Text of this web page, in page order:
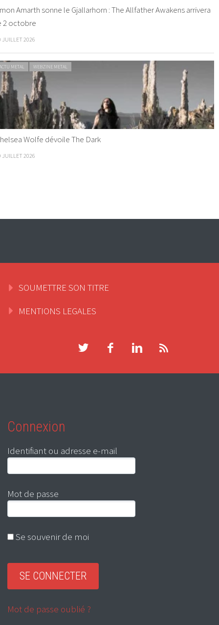
Amarth sonne le Gjallarhorn : The Allfather Awakens arrivera
2 octobre
JUILLET 2026
METAL WEBZINE METAL
Wolfe dévoile The Dark
JUILLET 2026
SOUMETTRE SON TITRE
MENTIONS LEGALES
Connexion
Identifiant ou adresse e-mail
Mot de passe
Se souvenir de moi
Mot de passe oublié ?